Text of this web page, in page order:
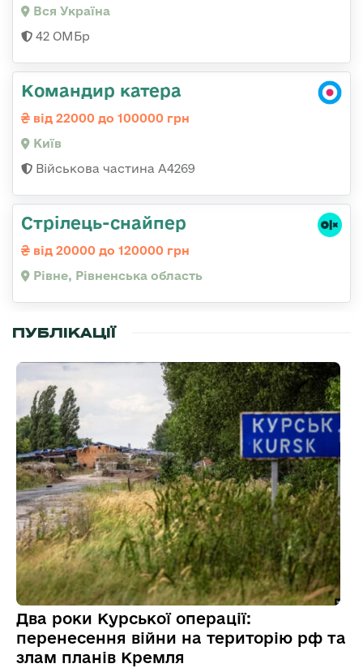
Вся Україна
42 ОМБр
Командир катера
від 22000 до 100000 грн
Київ
Військова частина А4269
Стрілець-снайпер
від 20000 до 120000 грн
Рівне, Рівненська область
ПУБЛІКАЦІЇ
Два роки Курської операції:
перенесення війни на територію рф та
злам планів Кремля